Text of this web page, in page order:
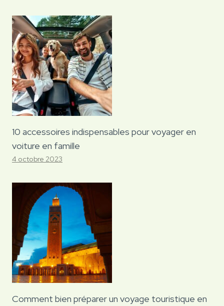
10 accessoires indispensables pour voyager en
voiture en famille
4 octobre 2023
Comment bien préparer un voyage touristique en